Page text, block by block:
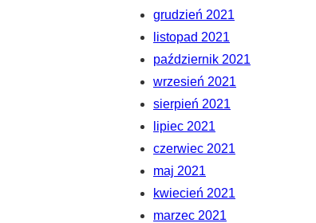
grudzień 2021
listopad 2021
październik 2021
wrzesień 2021
sierpień 2021
lipiec 2021
czerwiec 2021
maj 2021
kwiecień 2021
marzec 2021